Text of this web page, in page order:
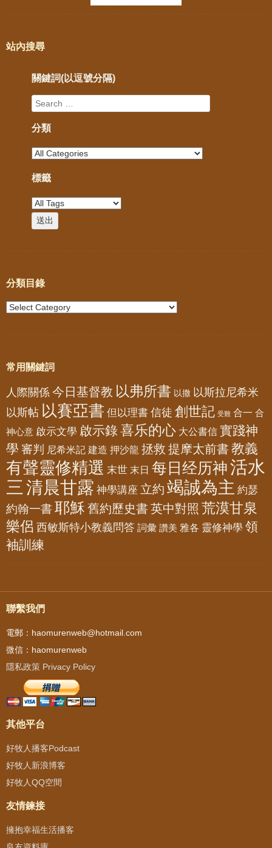
站內搜尋
關鍵詞(以逗號分隔)
分類
標籤
分類目錄
常用關鍵詞
人際關係 今日基督教 以弗所書 以撒 以斯拉尼希米
以斯帖 以賽亞書 但以理書 信徒 創世記 受難 合一 合
神心意 啟示文學 啟示錄喜乐的心 大公書信 實踐神
學 審判 尼希米記 建造 押沙龍 拯救 提摩太前書 教義
有聲靈修精選 末世 末日 每日经历神活水
三 清晨甘露 神學講座 立約 竭誠為主 約瑟
約翰一書耶穌 舊約歷史書 英中對照 荒漠甘泉
樂侶 西敏斯特小教義問答 詞彙 讚美 雅各 靈修神學 領
袖訓練
聯繫我們
電郵：haomurenweb@hotmail.com
微信：haomurenweb
隱私政策 Privacy Policy
其他平台
好牧人播客Podcast
好牧人新浪博客
好牧人QQ空間
友情鍊接
擁抱幸福生活播客